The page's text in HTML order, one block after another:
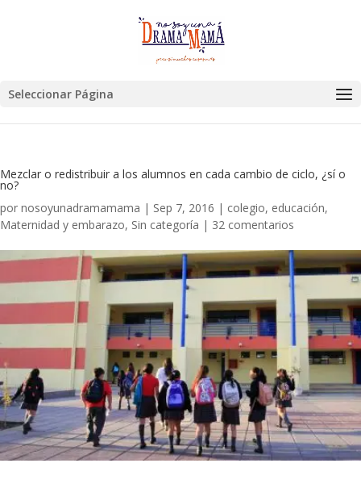
Seleccionar Página
Mezclar o redistribuir a los alumnos en cada cambio de ciclo, ¿sí o
no?
por nosoyunadramamama | Sep 7, 2016 | colegio, educación,
Maternidad y embarazo, Sin categoría | 32 comentarios